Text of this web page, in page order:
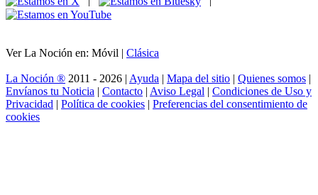
Ver La Noción en: Móvil | Clásica
La Noción ® 2011 - 2026 | Ayuda | Mapa del sitio | Quienes somos |
Envíanos tu Noticia | Contacto | Aviso Legal | Condiciones de Uso y
Privacidad | Política de cookies | Preferencias del consentimiento de
cookies